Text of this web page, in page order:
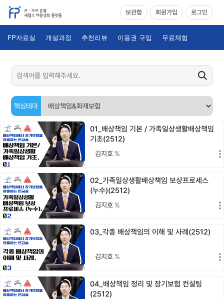
보관함 회원가입 로그인
FP자료실 개설과정 추천리뷰 이용권 구입 무료체험
핵심테마
01_배상책임 기본 / 가족일상생활배상책임
기초(2512)
김지호 %
02_가족일상생활배상책임 보상프로세스
(누수)(2512)
김지호 %
03_각종 배상책임의 이해 및 사례(2512)
김지호 %
04_배상책임 정리 및 장기보험 컨설팅
(2512)